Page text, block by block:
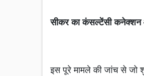
सीकर का कंसल्टेंसी कनेक्शन
इस पूरे मामले की जांच से जो